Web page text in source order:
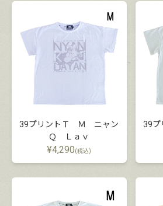
39プリントＴ Ｍ ニャン
Ｑ Ｌａｖ
¥4,290(税込)
39